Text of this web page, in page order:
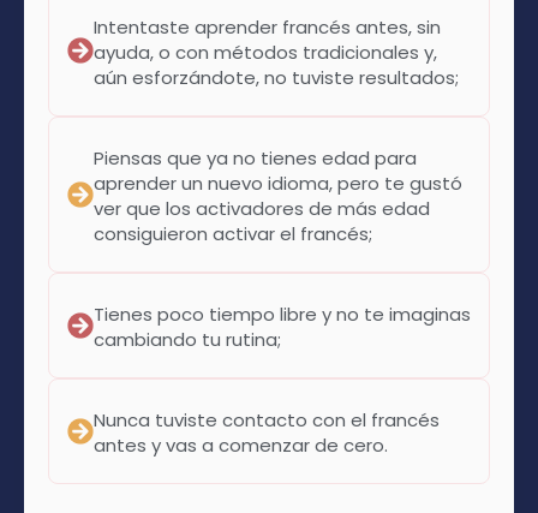
Intentaste aprender francés antes, sin
ayuda, o con métodos tradicionales y,
aún esforzándote, no tuviste resultados;
Piensas que ya no tienes edad para
aprender un nuevo idioma, pero te gustó
ver que los activadores de más edad
consiguieron activar el francés;
Tienes poco tiempo libre y no te imaginas
cambiando tu rutina;
Nunca tuviste contacto con el francés
antes y vas a comenzar de cero.